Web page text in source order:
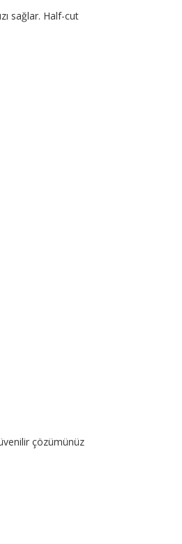
sağlar. Half-cut
çözümünüz